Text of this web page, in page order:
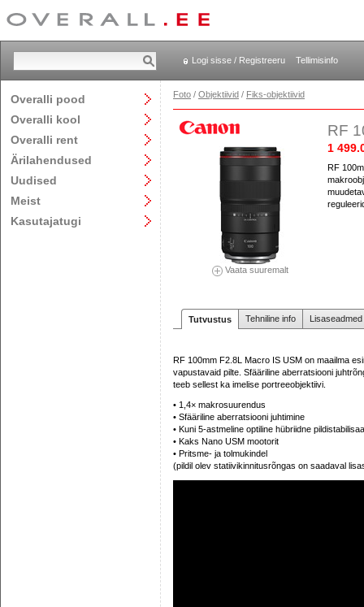
Logi sisse / Registreeru Tellimisinfo
Overalli pood
Overalli kool
Overalli rent
Ärilahendused
Uudised
Meist
Kasutajatugi
Foto / Objektiivid / Fiks-objektiivid
Vaata suuremalt
RF
1
RF
Tutvustus Tehniline info
RF 100mm F2.8L Macro IS USM on maailma
vapustavaid pilte. Sfääriline aberratsiooni
teeb sellest ka imelise portreeobjektiivi.
• 1,4× makrosuurendus
• Sfääriline aberratsiooni juhtimine
• Kuni 5-astmeline optiline hübriidne
• Kaks Nano USM mootorit
• Pritsme- ja tolmukindel
(pildil olev statiivikinnitusrõngas on saadaval